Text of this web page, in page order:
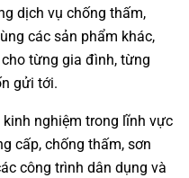
dịch vụ chống thấm,
các sản phẩm khác,
từng gia đình, từng
gửi tới.
nghiệm trong lĩnh vực
cấp, chống thấm, sơn
công trình dân dụng và